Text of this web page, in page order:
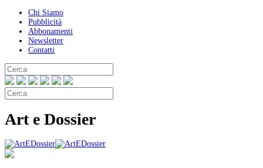
Chi Siamo
Pubblicità
Abbonamenti
Newsletter
Contatti
Art e Dossier